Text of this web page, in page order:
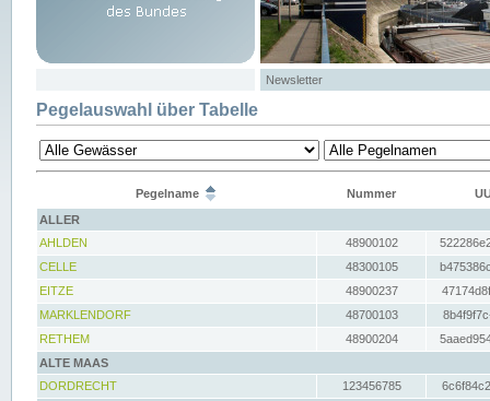
Newsletter
Pegelauswahl über Tabelle
Pegelname Nummer
ALLER
AHLDEN
48900102
CELLE
48300105
EITZE
48900237
MARKLENDORF
48700103
RETHEM
48900204
ALTE MAAS
DORDRECHT
123456785